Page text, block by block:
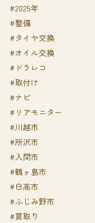
#2025年
#整備
#タイヤ交換
#オイル交換
#ドラレコ
#取付け
#ナビ
#リアモニター
#川越市
#所沢市
#入間市
#鶴ヶ島市
#日高市
#ふじみ野市
#買取り